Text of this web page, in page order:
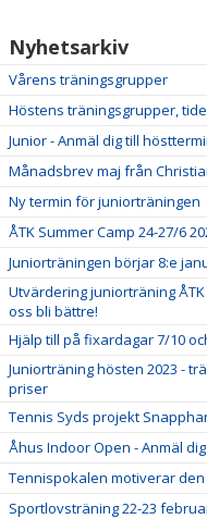
Nyhetsarkiv
Vårens träningsgrupper
Höstens träningsgrupper,
Junior - Anmäl dig till
Månadsbrev maj från
Ny termin för juniorträningen
ÅTK Summer Camp 24-27/6
Juniorträningen börjar 8:e
Utvärdering juniorträning
oss bli bättre!
Hjälp till på fixardagar 7/10
Juniorträning hösten 2023 -
priser
Tennis Syds projekt
Åhus Indoor Open - Anmäl dig
Tennispokalen motiverar
Sportlovsträning 22-23